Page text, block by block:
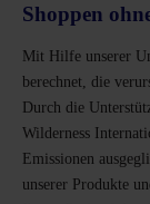
Shoppen
Mit Hilfe unserer
berechnet, die
Durch die
Wilderness
Emissionen
unserer Produkte